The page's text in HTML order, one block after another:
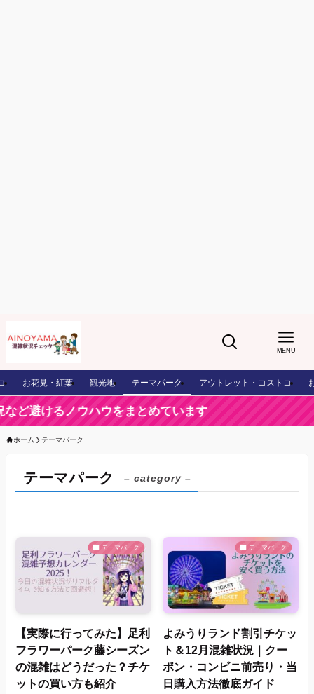
MENU
お花見・紅葉 観光地 テーマパーク アウトレット・コストコ
避けるノウハウをまとめています
ホーム テーマパーク
テーマパーク – category –
テーマパーク
【実際に行ってみた】足利
フラワーパーク藤シーズン
の混雑はどうだった？チケ
ットの買い方も紹介
テーマパーク
よみうりランド割引チケッ
ト＆12月混雑状況｜クー
ポン・コンビニ前売り・当
日購入方法徹底ガイド